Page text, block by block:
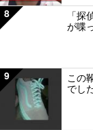
8
「
が喋
9
この
でし